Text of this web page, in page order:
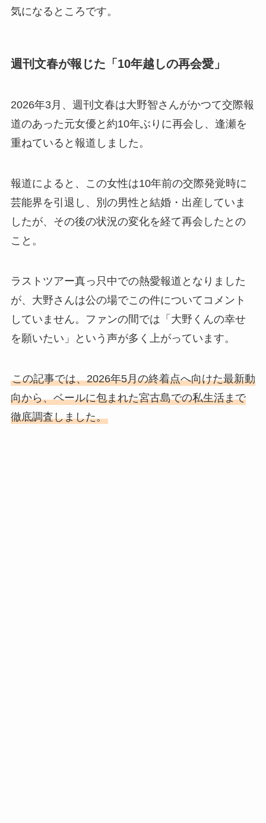
気になるところです。
週刊文春が報じた「10年越しの再会愛」
2026年3月、週刊文春は大野智さんがかつて交際報
道のあった元女優と約10年ぶりに再会し、逢瀬を
重ねていると報道しました。
報道によると、この女性は10年前の交際発覚時に
芸能界を引退し、別の男性と結婚・出産していま
したが、その後の状況の変化を経て再会したとの
こと。
ラストツアー真っ只中での熱愛報道となりました
が、大野さんは公の場でこの件についてコメント
していません。ファンの間では「大野くんの幸せ
を願いたい」という声が多く上がっています。
この記事では、2026年5月の終着点へ向けた最新動
向から、ベールに包まれた宮古島での私生活まで
徹底調査しました。